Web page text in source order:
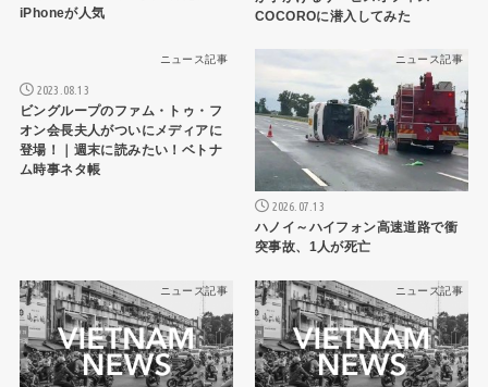
iPhoneが人気
COCOROに潜入してみた
ニュース記事
2023.08.13
ビングループのファム・トゥ・フ
オン会長夫人がついにメディアに
登場！｜週末に読みたい！ベトナ
ム時事ネタ帳
ニュース記事
2026.07.13
ハノイ～ハイフォン高速道路で衝
突事故、1人が死亡
ニュース記事 ニュース記事